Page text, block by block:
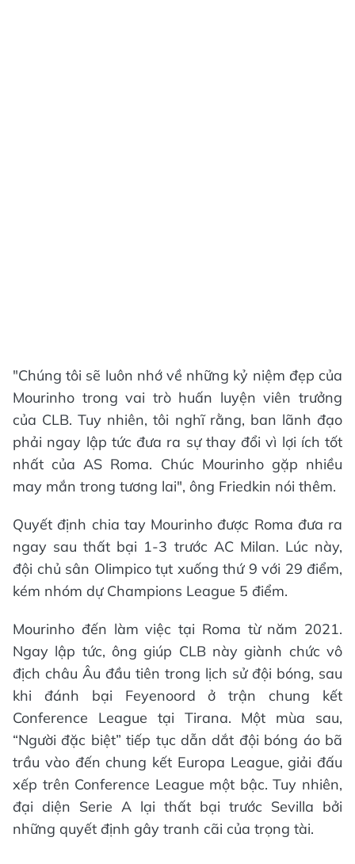
"Chúng tôi sẽ luôn nhớ về những kỷ niệm đẹp của
Mourinho trong vai trò huấn luyện viên trưởng
của CLB. Tuy nhiên, tôi nghĩ rằng, ban lãnh đạo
phải ngay lập tức đưa ra sự thay đổi vì lợi ích tốt
nhất của AS Roma. Chúc Mourinho gặp nhiều
may mắn trong tương lai", ông Friedkin nói thêm.
Quyết định chia tay Mourinho được Roma đưa ra
ngay sau thất bại 1-3 trước AC Milan. Lúc này,
đội chủ sân Olimpico tụt xuống thứ 9 với 29 điểm,
kém nhóm dự Champions League 5 điểm.
Mourinho đến làm việc tại Roma từ năm 2021.
Ngay lập tức, ông giúp CLB này giành chức vô
địch châu Âu đầu tiên trong lịch sử đội bóng, sau
khi đánh bại Feyenoord ở trận chung kết
Conference League tại Tirana. Một mùa sau,
“Người đặc biệt” tiếp tục dẫn dắt đội bóng áo bã
trầu vào đến chung kết Europa League, giải đấu
xếp trên Conference League một bậc. Tuy nhiên,
đại diện Serie A lại thất bại trước Sevilla bởi
những quyết định gây tranh cãi của trọng tài.